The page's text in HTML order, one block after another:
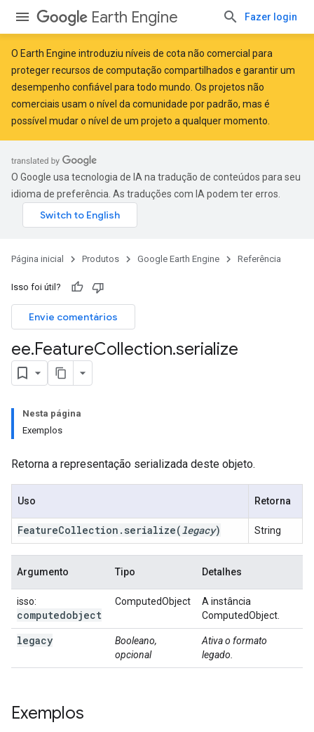
Earth Engine Fazer login
O Earth Engine introduziu níveis de cota não comercial para
proteger recursos de computação compartilhados e garantir um
desempenho confiável para todo mundo. Os projetos não
comerciais usam o nível da comunidade por padrão, mas é
possível mudar o nível de um projeto a qualquer momento.
O Google usa tecnologia de IA na tradução de conteúdos para seu
idioma de preferência. As traduções com IA podem ter erros.
Página inicial Produtos Google Earth Engine Referência
Isso foi útil?
Envie comentários
ee.FeatureCollection.serialize
Nesta página
Exemplos
Retorna a representação serializada deste objeto.
Uso Retorna
FeatureCollection . serialize(legacy) String
Argumento Tipo Detalhes
isso:
computedobject
ComputedObject
A instância
ComputedObject.
legacy
Booleano,
opcional
Ativa o formato
legado.
Exemplos